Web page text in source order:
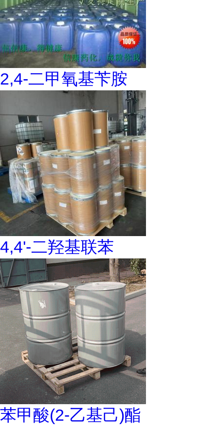
2,4-二甲氧基苄胺
4,4'-二羟基联苯
苯甲酸(2-乙基己)酯